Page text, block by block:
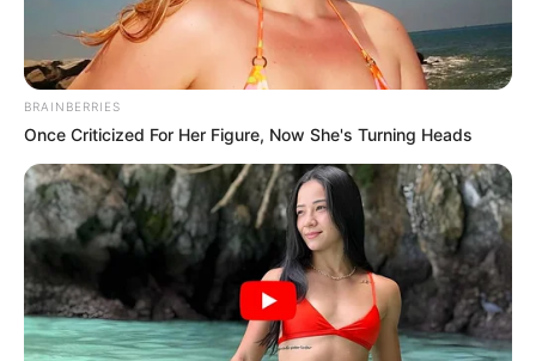
Endocrinologist: If You Have Diabetes, Read This
Before It's Removed!
GLYCOGEN SUPPORT
BRAINBERRIES
Once Criticized For Her Figure, Now She's Turning Heads